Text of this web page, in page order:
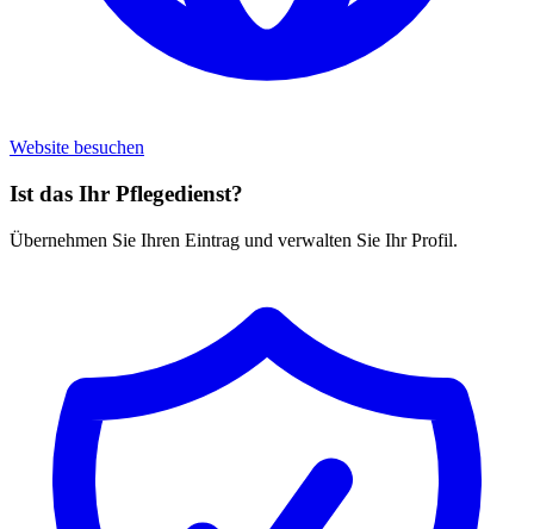
Website besuchen
Ist das Ihr Pflegedienst?
Übernehmen Sie Ihren Eintrag und verwalten Sie Ihr Profil.